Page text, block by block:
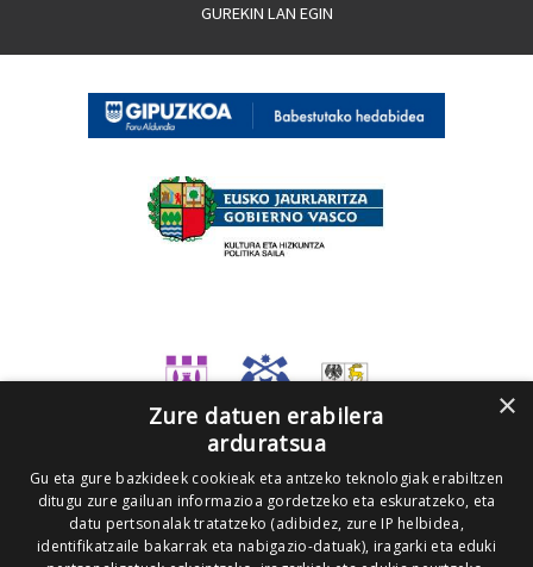
GUREKIN LAN EGIN
×
Zure datuen erabilera
arduratsua
Gu eta gure bazkideek cookieak eta antzeko teknologiak erabiltzen
ditugu zure gailuan informazioa gordetzeko eta eskuratzeko, eta
datu pertsonalak tratatzeko (adibidez, zure IP helbidea,
identifikatzaile bakarrak eta nabigazio-datuak), iragarki eta eduki